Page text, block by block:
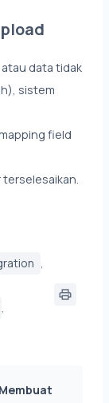
data tidak
sistem
field
terselesaikan.
,
,